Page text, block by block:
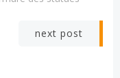
next post